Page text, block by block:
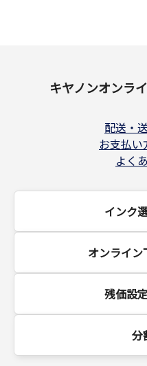
キヤノンオンラ
配送・
お支払い
よく
インク
オンライン
残価設
分